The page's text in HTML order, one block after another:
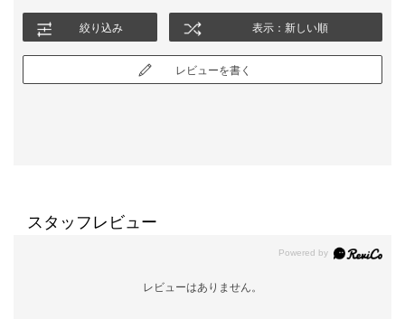
絞り込み 表示：新しい順
レビューを書く
スタッフレビュー
レビューはありません。